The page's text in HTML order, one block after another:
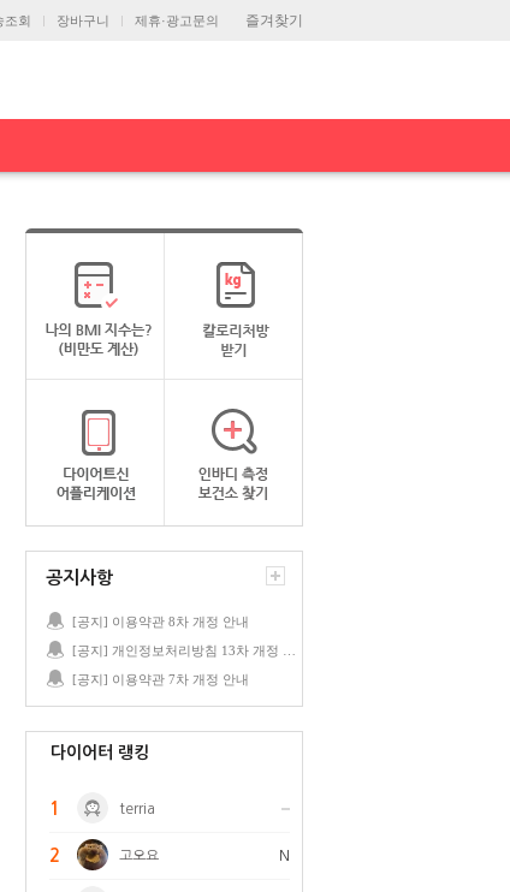
즐겨찾기
조회 장바구니 제휴·광고문의
공지사항
[공지] 이용약관 8차 개정 안내
[공지] 이용약관 7차 개정 안내
다이어터 랭킹
1 terria
2 고오요 N